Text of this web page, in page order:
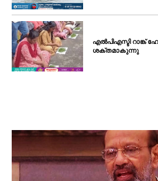
എൽപിഎസ്ടി റാങ്ക്
ശക്തമാകുന്നു